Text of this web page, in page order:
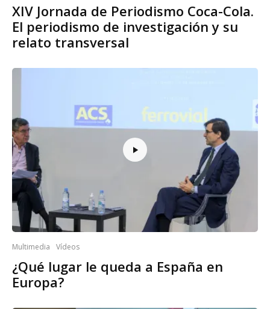
XIV Jornada de Periodismo Coca-Cola.
El periodismo de investigación y su
relato transversal
Multimedia Vídeos
¿Qué lugar le queda a España en
Europa?